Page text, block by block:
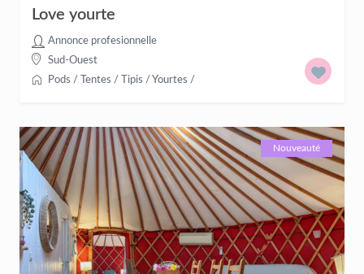
Love yourte
Annonce profesionnelle
Sud-Ouest
Pods / Tentes / Tipis / Yourtes /
Nouveauté